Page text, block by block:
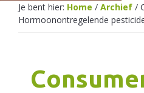
Je bent hier: Home / Archief /
Hormoonontregelende